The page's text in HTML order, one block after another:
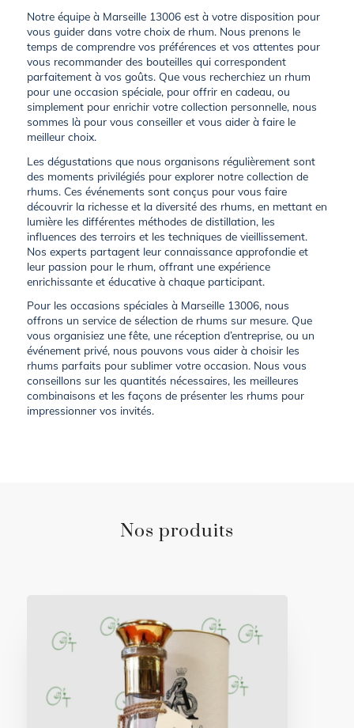
Notre équipe à Marseille 13006 est à votre disposition pour
vous guider dans votre choix de rhum. Nous prenons le
temps de comprendre vos préférences et vos attentes pour
vous recommander des bouteilles qui correspondent
parfaitement à vos goûts. Que vous recherchiez un rhum
pour une occasion spéciale, pour offrir en cadeau, ou
simplement pour enrichir votre collection personnelle, nous
sommes là pour vous conseiller et vous aider à faire le
meilleur choix.
Les dégustations que nous organisons régulièrement sont
des moments privilégiés pour explorer notre collection de
rhums. Ces événements sont conçus pour vous faire
découvrir la richesse et la diversité des rhums, en mettant en
lumière les différentes méthodes de distillation, les
influences des terroirs et les techniques de vieillissement.
Nos experts partagent leur connaissance approfondie et
leur passion pour le rhum, offrant une expérience
enrichissante et éducative à chaque participant.
Pour les occasions spéciales à Marseille 13006, nous
offrons un service de sélection de rhums sur mesure. Que
vous organisiez une fête, une réception d’entreprise, ou un
événement privé, nous pouvons vous aider à choisir les
rhums parfaits pour sublimer votre occasion. Nous vous
conseillons sur les quantités nécessaires, les meilleures
combinaisons et les façons de présenter les rhums pour
impressionner vos invités.
Nos produits